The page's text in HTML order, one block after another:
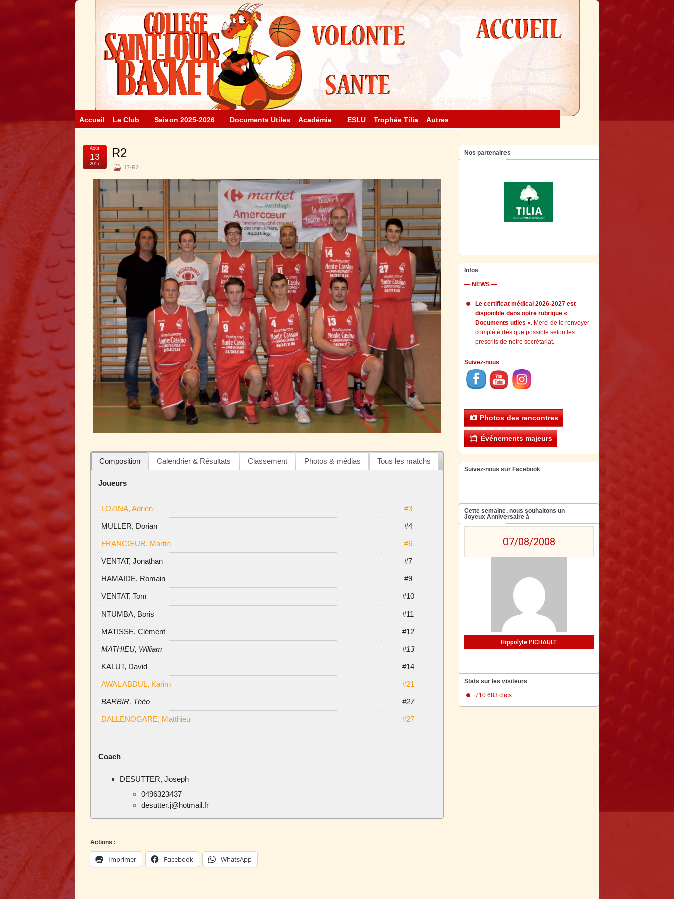
Accueil Le Club Saison 2025-2026 Documents Utiles Académie ESLU Trophée Tilia Autres
R2
17-R2
Août
13
2017
Composition Calendrier & Résultats Classement Photos & médias Tous les matchs
Joueurs
LOZINA, Adrien #3
MULLER, Dorian #4
FRANCŒUR, Martin #6
VENTAT, Jonathan #7
HAMAIDE, Romain #9
VENTAT, Tom #10
NTUMBA, Boris #11
MATISSE, Clément #12
MATHIEU, William #13
KALUT, David #14
AWAL ABDUL, Karim #21
BARBIR, Théo #27
DALLENOGARE, Matthieu #27
Coach
DESUTTER, Joseph
0496323437
desutter.j@hotmail.fr
Actions :
Imprimer Facebook WhatsApp
Nos partenaires
Infos
— NEWS —
Le certificat médical 2026-2027 est
disponible dans notre rubrique «
Documents utiles ». Merci de le renvoyer
complété dès que possible selon les
prescrits de notre secrétariat.
Suivez-nous
Photos des rencontres
Événements majeurs
Suivez-nous sur Facebook
Cette semaine, nous souhaitons un
Joyeux Anniversaire à
07/08/2008
Hippolyte PICHAULT
Stats sur les visiteurs
710 683 clics